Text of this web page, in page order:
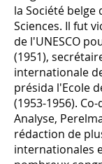
la Société belge
Sciences. Il fut
de l'UNESCO
(1951),
internationale
présida l'Ecole
(1953-1956).
Analyse,
rédaction de
internationales